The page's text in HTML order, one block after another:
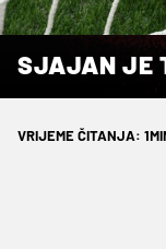
SJAJAN JE
VRIJEME ČITANJA: